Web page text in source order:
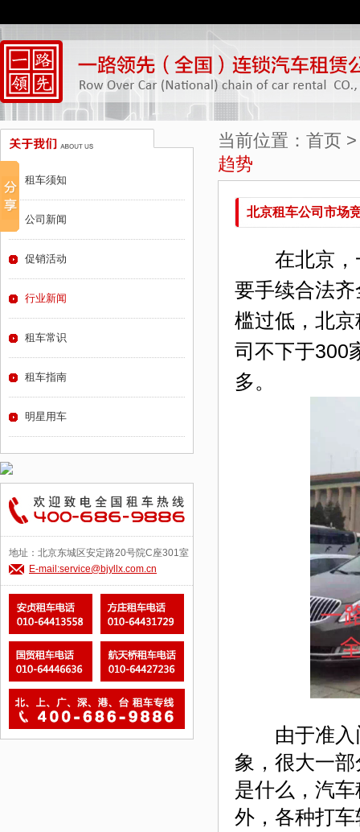
当前位置： 首页
趋势
北京租车公司市场
在北京，一
要手续合法
槛过低， 北京
司 不下于300
多。
由于准入门
象，很大一
是什么，汽
外，各种打
租车须知
公司新闻
促销活动
行业新闻
租车常识
租车指南
明星用车
地址：北京东城区安定路20号院C座301室
E-mail:service@bjyllx.com.cn